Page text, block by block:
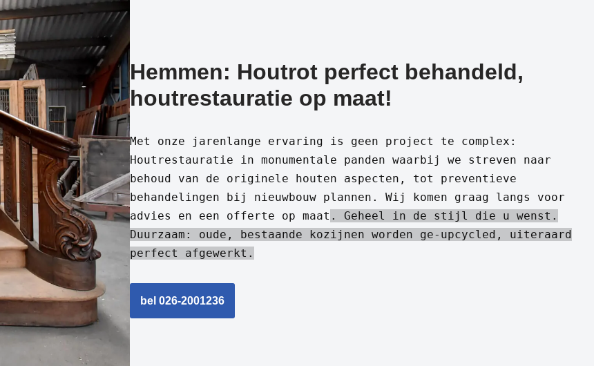
Hemmen: Houtrot perfect behandeld,
houtrestauratie op maat!
Met onze jarenlange ervaring is geen project te complex:
Houtrestauratie in monumentale panden waarbij we streven naar
behoud van de originele houten aspecten, tot preventieve
behandelingen bij nieuwbouw plannen. Wij komen graag langs voor
advies en een offerte op maat . Geheel in de stijl die u wenst.
Duurzaam: oude, bestaande kozijnen worden ge-upcycled, uiteraard
perfect afgewerkt.
bel 026-2001236